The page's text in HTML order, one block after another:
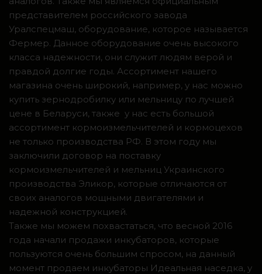
представителем российского завода
Уралспецмаш, оборудование, которое называется
Фермер. Данное оборудование очень высокого
класса надежности, они служит людям верой и
правдой долгие годы. Ассортимент нашего
магазина очень широкий, например, у нас можно
купить зернодробилку или мельницу по лучшей
цене в Беларуси, также у нас есть большой
ассортимент кормоизмельчителей и кормоцехов
не только производства РФ. В этом году мы
заключили договор на поставку
кормоизмельчителей и мельниц Украинского
производства Эликор, которые отличаются от
своих аналогов мощными двигателями и
надежной конструкцией.
Также мы можем похвастаться, что весной 2016
года начали продажи инкубаторов, которые
пользуются очень большим спросом, на данный
момент продаем инкубаторы Идеальная наседка, у